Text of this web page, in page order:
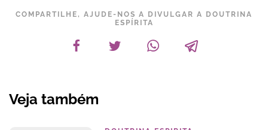
COMPARTILHE, AJUDE-NOS A DIVULGAR A DOUTRINA
ESPÍRITA
Veja também